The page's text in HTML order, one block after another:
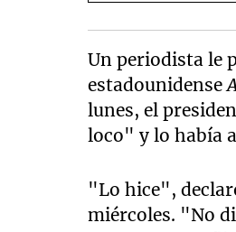
Un periodista le
estadounidense
lunes, el
loco" y lo había
"Lo hice",
miércoles. "No